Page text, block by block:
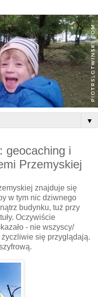
▼
geocaching i
Przemyskiej
znajduje się
w tym nic dziwnego
budynku, tuż przy
Oczywiście
- nie wszyscy/
się przyglądają.